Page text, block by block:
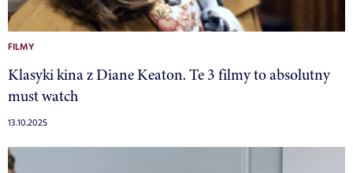
FILMY
Klasyki kina z Diane Keaton. Te 3 filmy to absolutny
must watch
13.10.2025